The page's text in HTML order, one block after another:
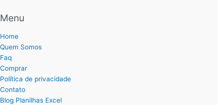
Menu
Home
Quem Somos
Faq
Comprar
Política de privacidade
Contato
Blog Planilhas Excel